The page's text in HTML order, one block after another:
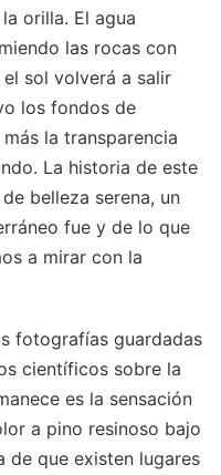
orilla. El agua
las rocas con
sol volverá a salir
los fondos de
la transparencia
La historia de este
belleza serena, un
fue y de lo que
a mirar con la
fotografías guardadas
científicos sobre la
es la sensación
a pino resinoso bajo
de que existen lugares